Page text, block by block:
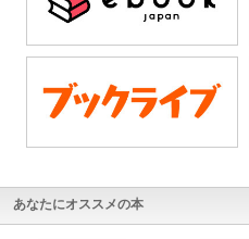
あなたにオススメの本